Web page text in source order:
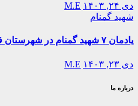
دی ۲۴, ۱۴۰۳
M.E
شهید گمنام
یادمان ۷ شهید گمنام در شهرستان قیروکارزین / در کمیل مدیا ببینید
دی ۲۳, ۱۴۰۳ M.E
درباره ما